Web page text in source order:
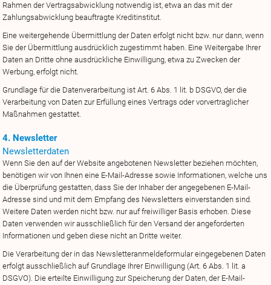
Rahmen der Vertragsabwicklung notwendig ist, etwa an das mit der
Zahlungsabwicklung beauftragte Kreditinstitut.
Eine weitergehende Übermittlung der Daten erfolgt nicht bzw. nur dann, wenn
Sie der Übermittlung ausdrücklich zugestimmt haben. Eine Weitergabe Ihrer
Daten an Dritte ohne ausdrückliche Einwilligung, etwa zu Zwecken der
Werbung, erfolgt nicht.
Grundlage für die Datenverarbeitung ist Art. 6 Abs. 1 lit. b DSGVO, der die
Verarbeitung von Daten zur Erfüllung eines Vertrags oder vorvertraglicher
Maßnahmen gestattet.
4. Newsletter
Newsletterdaten
Wenn Sie den auf der Website angebotenen Newsletter beziehen möchten,
benötigen wir von Ihnen eine E-Mail-Adresse sowie Informationen, welche uns
die Überprüfung gestatten, dass Sie der Inhaber der angegebenen E-Mail-
Adresse sind und mit dem Empfang des Newsletters einverstanden sind.
Weitere Daten werden nicht bzw. nur auf freiwilliger Basis erhoben. Diese
Daten verwenden wir ausschließlich für den Versand der angeforderten
Informationen und geben diese nicht an Dritte weiter.
Die Verarbeitung der in das Newsletteranmeldeformular eingegebenen Daten
erfolgt ausschließlich auf Grundlage Ihrer Einwilligung (Art. 6 Abs. 1 lit. a
DSGVO). Die erteilte Einwilligung zur Speicherung der Daten, der E-Mail-